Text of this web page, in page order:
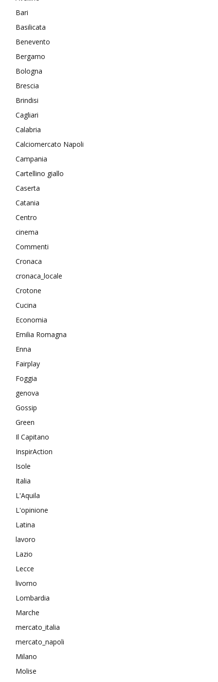
Bari
Basilicata
Benevento
Bergamo
Bologna
Brescia
Brindisi
Cagliari
Calabria
Calciomercato Napoli
Campania
Cartellino giallo
Caserta
Catania
Centro
cinema
Commenti
Cronaca
cronaca_locale
Crotone
Cucina
Economia
Emilia Romagna
Enna
Fairplay
Foggia
genova
Gossip
Green
Il Capitano
InspirAction
Isole
Italia
L'Aquila
L'opinione
Latina
lavoro
Lazio
Lecce
livorno
Lombardia
Marche
mercato_italia
mercato_napoli
Milano
Molise